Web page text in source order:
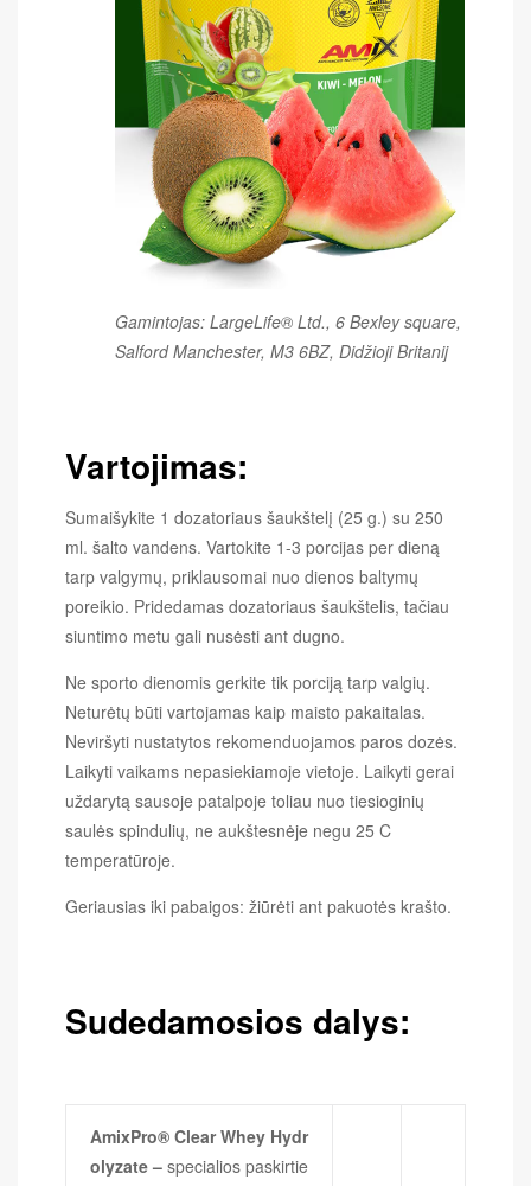
Gamintojas: LargeLife® Ltd., 6 Bexley square,
Salford Manchester, M3 6BZ, Didžioji Britanij
Vartojimas:
Sumaišykite 1 dozatoriaus šaukštelį (25 g.) su 250
ml. šalto vandens. Vartokite 1-3 porcijas per dieną
tarp valgymų, priklausomai nuo dienos baltymų
poreikio. Pridedamas dozatoriaus šaukštelis, tačiau
siuntimo metu gali nusėsti ant dugno.
Ne sporto dienomis gerkite tik porciją tarp valgių.
Neturėtų būti vartojamas kaip maisto pakaitalas.
Neviršyti nustatytos rekomenduojamos paros dozės.
Laikyti vaikams nepasiekiamoje vietoje. Laikyti gerai
uždarytą sausoje patalpoje toliau nuo tiesioginių
saulės spindulių, ne aukštesnėje negu 25 C
temperatūroje.
Geriausias iki pabaigos: žiūrėti ant pakuotės krašto.
Sudedamosios dalys:
AmixPro® Clear Whey Hydr
olyzate –specialios paskirtie